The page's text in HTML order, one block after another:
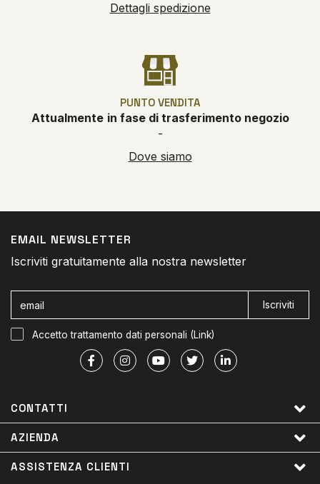
Dettagli spedizione
PUNTO VENDITA
Attualmente in fase di trasferimento negozio
-
Dove siamo
EMAIL NEWSLETTER
Iscriviti gratuitamente alla nostra newsletter
Iscriviti
Accetto trattamento dati personali (Link)
CONTATTI
AZIENDA
ASSISTENZA CLIENTI